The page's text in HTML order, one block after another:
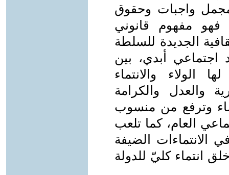
واجبات وحقوق
مفهوم قانوني
الجديدة للسلطة
أبدي، بين
الولاء والانتماء
والعدل والكرامة
وترفع من منسوب
العام، كما تلعب
الانتماءات الضيفة
انتماء كليّ للدولة